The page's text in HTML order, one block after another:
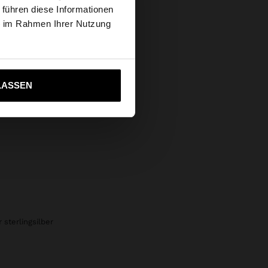
diese Informationen
Rahmen Ihrer Nutzung
zu United States
Help
sterlingsilber